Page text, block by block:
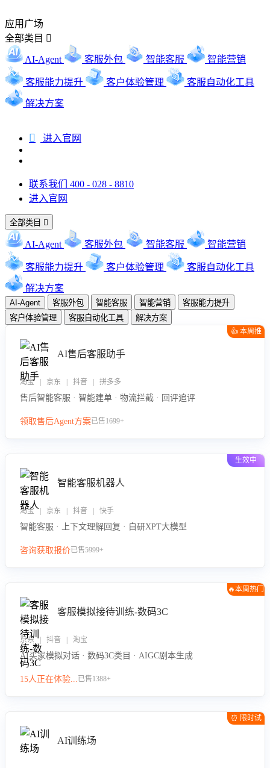
应用广场
全部类目 
AI-Agent 客服外包 智能客服 智能营销
客服能力提升 客户体验管理 客服自动化工具
解决方案
 进入官网
联系我们 400 - 028 - 8810
进入官网
全部类目 
AI-Agent 客服外包 智能客服 智能营销
客服能力提升 客户体验管理 客服自动化工具
解决方案
AI-Agent 客服外包 智能客服 智能营销
客服能力提升
客户体验管理
客服自动化工具 解决方案
👍 本周推
AI售后客服助手
淘宝 | 京东 | 抖音 | 拼多多
售后智能客服 · 智能建单 · 物流拦截 · 回评追评
领取售后Agent方案已售1699+
生效中
智能客服机器人
淘宝 | 京东 | 抖音 | 快手
智能客服 · 上下文理解回复 · 自研XPT大模型
咨询获取报价已售5999+
🔥本周热门
客服模拟接待训练-数码3C
京东 | 抖音 | 淘宝
AI买家模拟对话 · 数码3C类目 · AIGC剧本生成
15人正在体验...已售1388+
⏰ 限时试
AI训练场